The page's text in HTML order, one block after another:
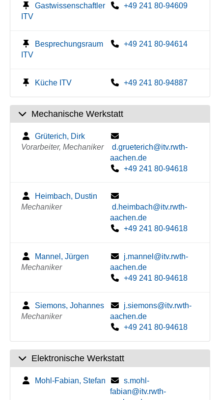
Gastwissenschaftler
ITV
+49 241 80-94609
Besprechungsraum
ITV
+49 241 80-94614
Küche ITV +49 241 80-94887
Mechanische Werkstatt
Grüterich, Dirk
Vorarbeiter, Mechaniker
d.grueterich@itv.rwth-
aachen.de
+49 241 80-94618
Heimbach, Dustin
Mechaniker
d.heimbach@itv.rwth-
aachen.de
+49 241 80-94618
Mannel, Jürgen
Mechaniker
j.mannel@itv.rwth-
aachen.de
+49 241 80-94618
Siemons, Johannes
Mechaniker
j.siemons@itv.rwth-
aachen.de
+49 241 80-94618
Elektronische Werkstatt
Mohl-Fabian, Stefan
s.mohl-
fabian@itv.rwth-